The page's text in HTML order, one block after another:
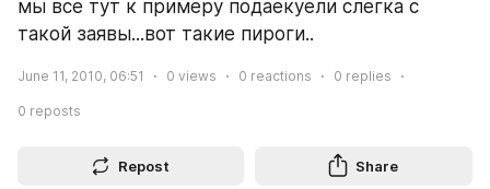
мы все тут к примеру подаекуели слегка с
такой заявы...вот такие пироги..
June 11, 2010, 06:51 0 views 0 reactions 0 replies
0 reposts
Repost Share